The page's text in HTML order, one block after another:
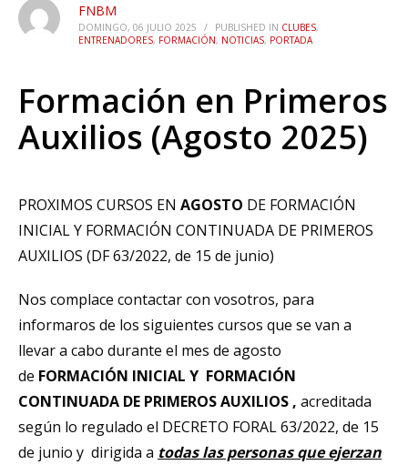
FNBM
DOMINGO, 06 JULIO 2025 / PUBLISHED IN CLUBES,
ENTRENADORES, FORMACIÓN, NOTICIAS, PORTADA
Formación en Primeros
Auxilios (Agosto 2025)
PROXIMOS CURSOS EN AGOSTO DE FORMACIÓN
INICIAL Y FORMACIÓN CONTINUADA DE PRIMEROS
AUXILIOS (DF 63/2022, de 15 de junio)
Nos complace contactar con vosotros, para
informaros de los siguientes cursos que se van a
llevar a cabo durante el mes de agosto
de FORMACIÓN INICIAL Y FORMACIÓN
CONTINUADA DE PRIMEROS AUXILIOS , acreditada
según lo regulado el DECRETO FORAL 63/2022, de 15
de junio y dirigida a todas las personas que ejerzan